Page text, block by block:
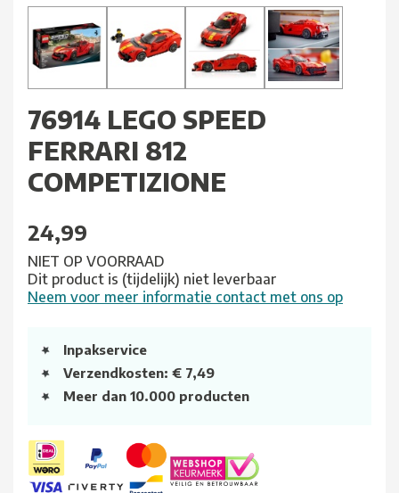
76914 LEGO SPEED
FERRARI 812
COMPETIZIONE
24,99
NIET OP VOORRAAD
Dit product is (tijdelijk) niet leverbaar
Neem voor meer informatie contact met ons op
Inpakservice
Verzendkosten: € 7,49
Meer dan 10.000 producten